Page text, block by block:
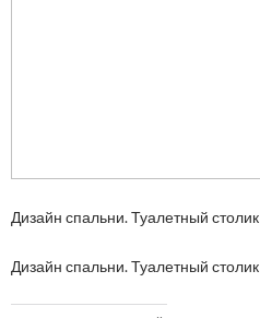
Дизайн спальни. Туалетный столик
Дизайн спальни. Туалетный столик